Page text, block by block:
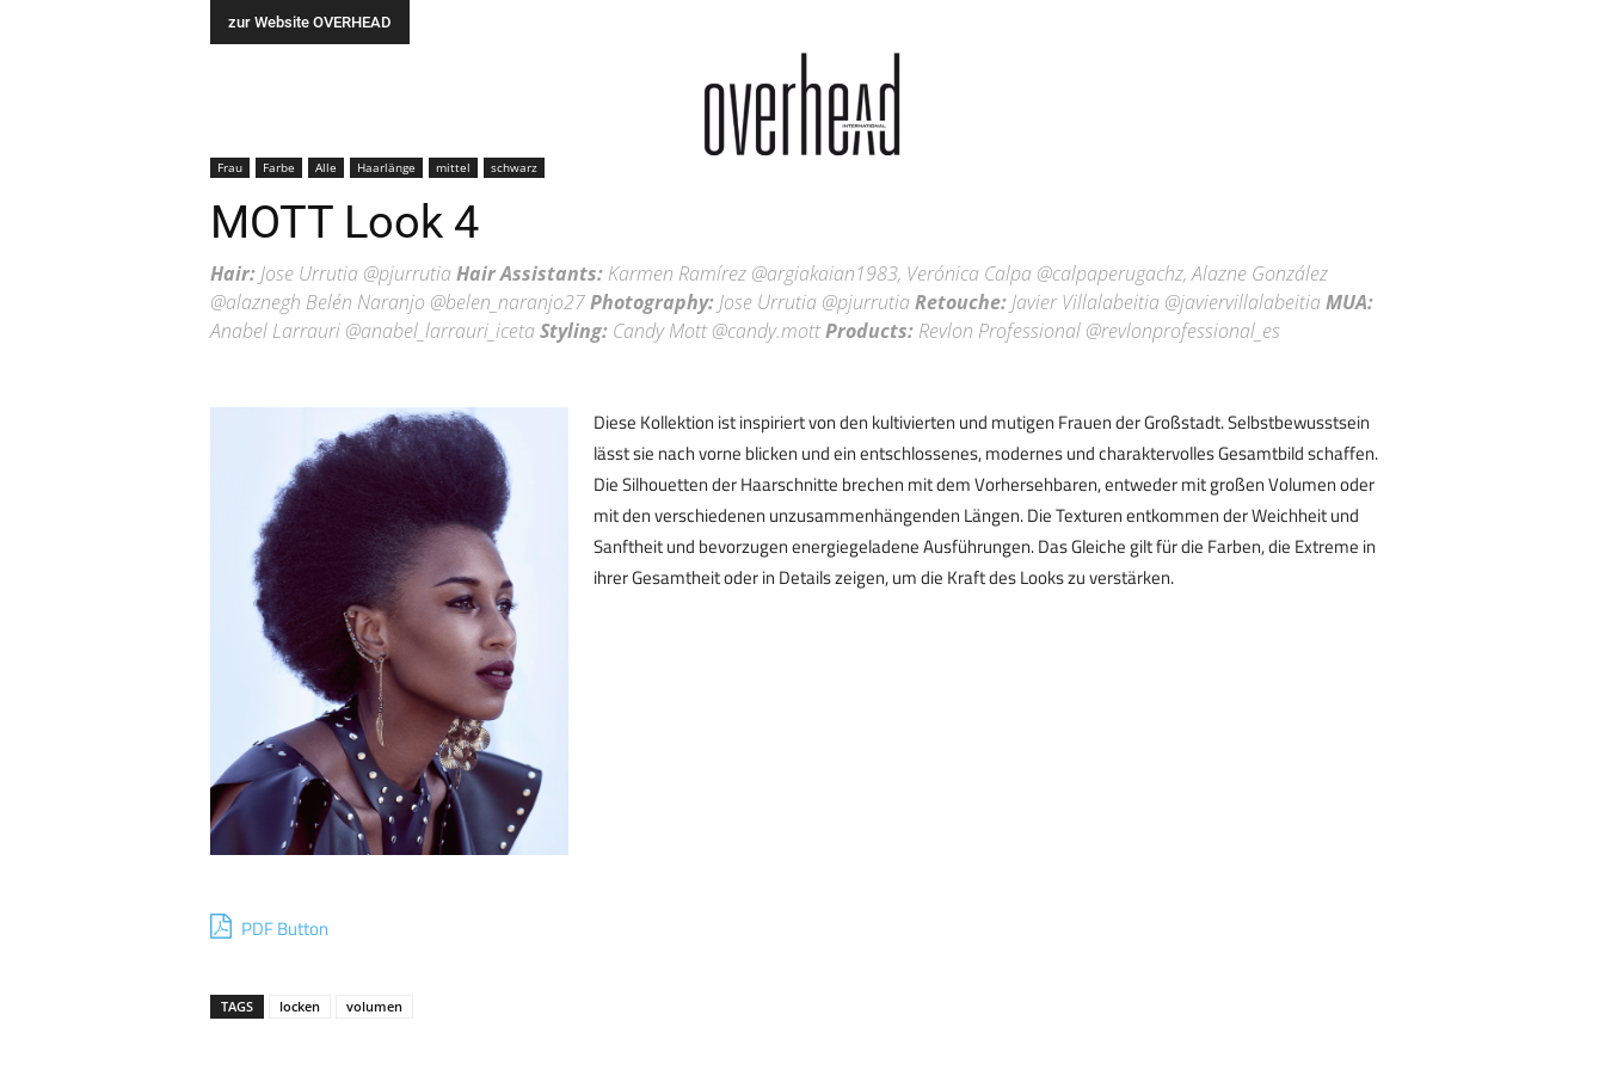
zur Website OVERHEAD
Overhead
Frau Farbe Alle Haarlänge mittel schwarz
MOTT Look 4
Hair:Jose Urrutia @pjurrutiaHair Assistants:Karmen Ramírez @argiakaian1983, Verónica Calpa @calpaperugachz, Alazne González
@alaznegh Belén Naranjo @belen_naranjo27Photography:Jose Urrutia @pjurrutiaRetouche:Javier Villalabeitia @javiervillalabeitiaMUA:
Anabel Larrauri @anabel_larrauri_icetaStyling:Candy Mott @candy.mottProducts:Revlon Professional @revlonprofessional_es
PDF Button
Diese Kollektion ist inspiriert von den kultivierten und mutigen Frauen der Großstadt. Selbstbewusstsein
lässt sie nach vorne blicken und ein entschlossenes, modernes und charaktervolles Gesamtbild schaffen.
Die Silhouetten der Haarschnitte brechen mit dem Vorhersehbaren, entweder mit großen Volumen oder
mit den verschiedenen unzusammenhängenden Längen. Die Texturen entkommen der Weichheit und
Sanftheit und bevorzugen energiegeladene Ausführungen. Das Gleiche gilt für die Farben, die Extreme in
ihrer Gesamtheit oder in Details zeigen, um die Kraft des Looks zu verstärken.
TAGS locken volumen